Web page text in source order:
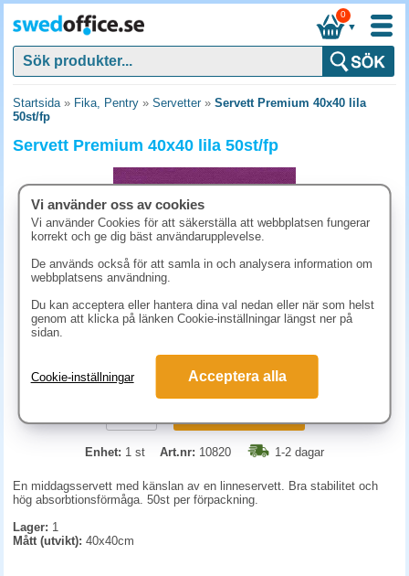
▼
0
Startsida» Fika, Pentry » Servetter» Servett Premium 40x40 lila
50st/fp
Servett Premium 40x40 lila 50st/fp
111.30 kr (inkl. moms)
Enhet: 1 st Art.nr: 10820 1-2 dagar
En middagsservett med känslan av en linneservett. Bra stabilitet och
hög absorbtionsförmåga. 50st per förpackning.
Lager: 1
Mått (utvikt): 40x40cm
Vi använder oss av cookies
Vi använder Cookies för att säkerställa att webbplatsen fungerar
korrekt och ge dig bäst användarupplevelse.
De används också för att samla in och analysera information om
webbplatsens användning.
Du kan acceptera eller hantera dina val nedan eller när som helst
genom att klicka på länken Cookie-inställningar längst ner på
sidan.
Cookie-inställningar Acceptera alla